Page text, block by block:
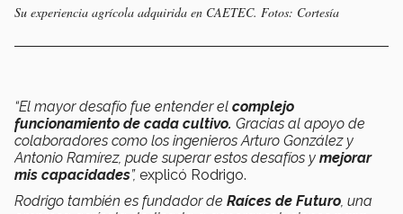
Su experiencia agrícola adquirida en CAETEC. Fotos: Cortesía
“El mayor desafío fue entender el complejo
funcionamiento de cada cultivo. Gracias al apoyo de
colaboradores como los ingenieros Arturo González y
Antonio Ramírez, pude superar estos desafíos y mejorar
mis capacidades”, explicó Rodrigo.
Rodrigo también es fundador de Raíces de Futuro, una